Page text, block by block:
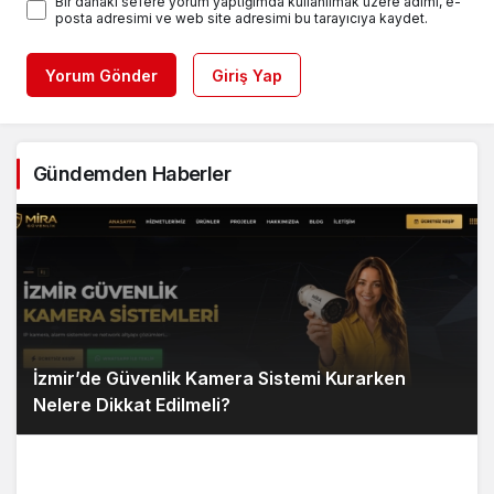
posta adresimi ve web site adresimi bu tarayıcıya kaydet.
Yorum Gönder Giriş Yap
Gündemden Haberler
İzmir’de Güvenlik Kamera Sistemi Kurarken
Nelere Dikkat Edilmeli?